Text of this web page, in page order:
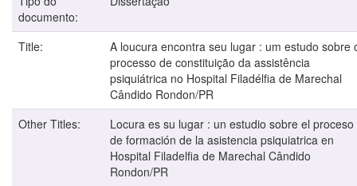
documento:
Title:
A loucura encontra seu lugar : um estudo sobre
processo de constituição da assistência
psiquiátrica no Hospital Filadélfia de Marechal
Cândido Rondon/PR
Other Titles:
Locura es su lugar : un estudio sobre el proceso
de formación de la asistencia psiquiatrica en
Hospital Filadelfia de Marechal Cândido
Rondon/PR